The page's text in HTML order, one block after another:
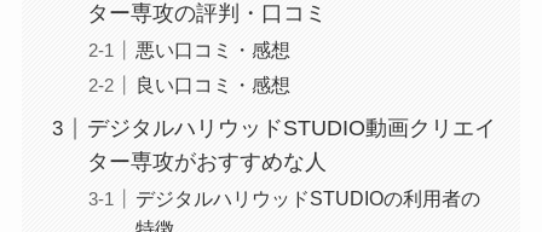
ター専攻の評判・口コミ
悪い口コミ・感想
良い口コミ・感想
デジタルハリウッドSTUDIO動画クリエイ
ター専攻がおすすめな人
デジタルハリウッドSTUDIOの利用者の